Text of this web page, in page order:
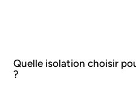
Quelle isolation choisir
?